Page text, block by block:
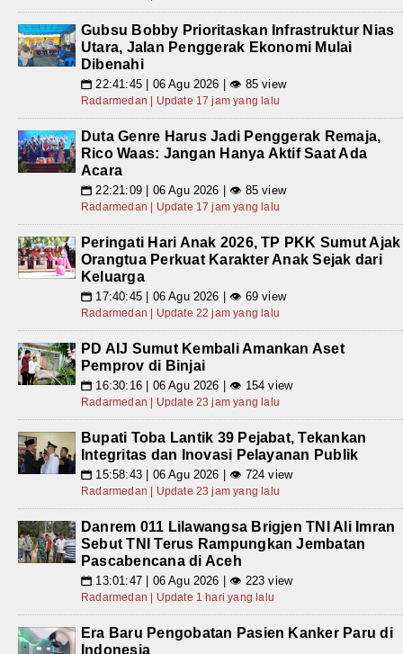
Gubsu Bobby Prioritaskan Infrastruktur Nias
Utara, Jalan Penggerak Ekonomi Mulai
Dibenahi
📅 22:41:45 | 06 Agu 2026 | 👁 85 view
Radarmedan | Update 17 jam yang lalu
Duta Genre Harus Jadi Penggerak Remaja,
Rico Waas: Jangan Hanya Aktif Saat Ada
Acara
📅 22:21:09 | 06 Agu 2026 | 👁 85 view
Radarmedan | Update 17 jam yang lalu
Peringati Hari Anak 2026, TP PKK Sumut Ajak
Orangtua Perkuat Karakter Anak Sejak dari
Keluarga
📅 17:40:45 | 06 Agu 2026 | 👁 69 view
Radarmedan | Update 22 jam yang lalu
PD AIJ Sumut Kembali Amankan Aset
Pemprov di Binjai
📅 16:30:16 | 06 Agu 2026 | 👁 154 view
Radarmedan | Update 23 jam yang lalu
Bupati Toba Lantik 39 Pejabat, Tekankan
Integritas dan Inovasi Pelayanan Publik
📅 15:58:43 | 06 Agu 2026 | 👁 724 view
Radarmedan | Update 23 jam yang lalu
Danrem 011 Lilawangsa Brigjen TNI Ali Imran
Sebut TNI Terus Rampungkan Jembatan
Pascabencana di Aceh
📅 13:01:47 | 06 Agu 2026 | 👁 223 view
Radarmedan | Update 1 hari yang lalu
Era Baru Pengobatan Pasien Kanker Paru di
Indonesia